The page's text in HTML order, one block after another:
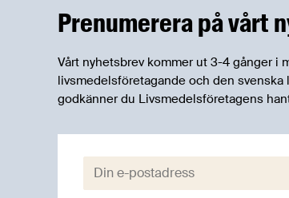
och Nyckelhålet.
var givetvis på plats.
Prenumerera på vårt
Vårt nyhetsbrev kommer ut 3-4 gånger i
livsmedelsföretagande och den
godkänner du Livsmedelsföretagens
E-post: